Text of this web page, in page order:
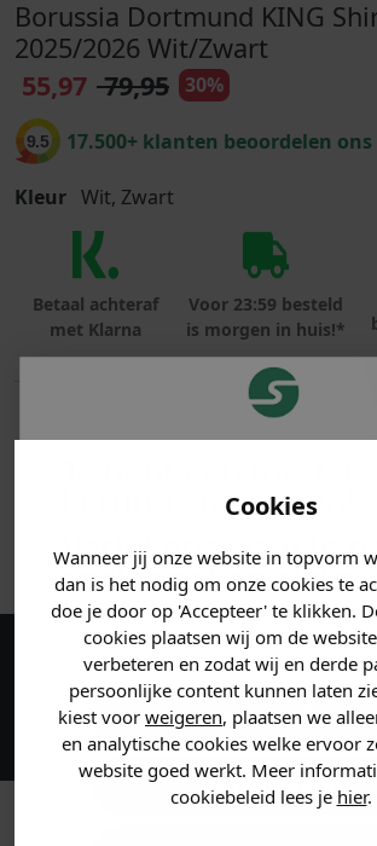
Cookies
Wanneer jij onze website in topvorm
dan is het nodig om onze cookies te
doe je door op 'Accepteer' te klikken.
cookies plaatsen wij om de
verbeteren en zodat wij en derde
persoonlijke content kunnen laten
kiest voor weigeren, plaatsen we
en analytische cookies welke ervoor
website goed werkt. Meer
cookiebeleid lees je hier.
Borussia Dortmund KING
2025/2026 Wit/Zwart
55,97 79,95 30%
9.5 17.500+ klanten beoordelen ons
Kleur Wit, Zwart
Betaal achteraf
met Klarna
Voor 23:59 besteld
is morgen in huis!*
PRODUCTINFORMATIE
Maak een account aan en
korting op je eerste
korting ontvangen!
Vertel ons waar je
zoek bent en claim
jouwkorting.
Heren kleding
Dames kleding